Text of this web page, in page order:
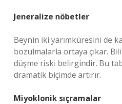
Jeneralize nöbetler
Beynin iki yarımküresini de
bozulmalarla ortaya çıkar.
düşme riski belirgindir. Bu
dramatik biçimde artırır.
Miyoklonik sıçramalar